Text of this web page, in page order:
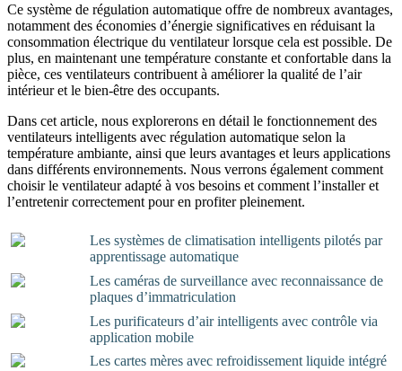
Ce système de régulation automatique offre de nombreux avantages,
notamment des économies d’énergie significatives en réduisant la
consommation électrique du ventilateur lorsque cela est possible. De
plus, en maintenant une température constante et confortable dans la
pièce, ces ventilateurs contribuent à améliorer la qualité de l’air
intérieur et le bien-être des occupants.
Dans cet article, nous explorerons en détail le fonctionnement des
ventilateurs intelligents avec régulation automatique selon la
température ambiante, ainsi que leurs avantages et leurs applications
dans différents environnements. Nous verrons également comment
choisir le ventilateur adapté à vos besoins et comment l’installer et
l’entretenir correctement pour en profiter pleinement.
Les systèmes de climatisation intelligents pilotés par
apprentissage automatique
Les caméras de surveillance avec reconnaissance de
plaques d’immatriculation
Les purificateurs d’air intelligents avec contrôle via
application mobile
Les cartes mères avec refroidissement liquide intégré